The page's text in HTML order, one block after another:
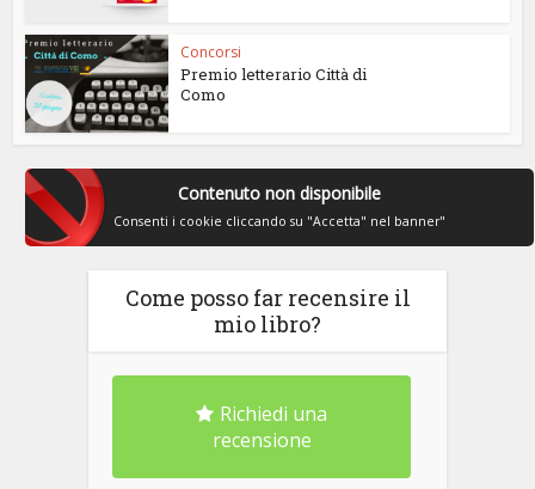
Concorsi
Premio letterario Città di
Como
Contenuto non disponibile
Consenti i cookie cliccando su "Accetta" nel banner"
Come posso far recensire il
mio libro?
Richiedi una
recensione